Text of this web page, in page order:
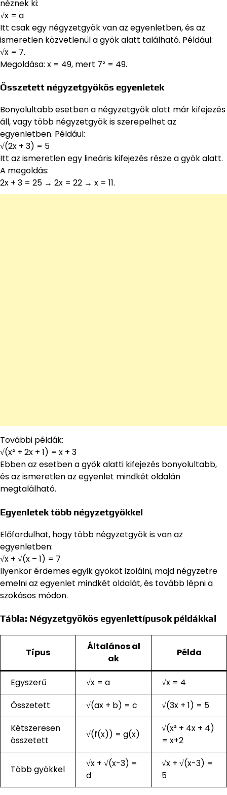
néznek ki:
√x = a
Itt csak egy négyzetgyök van az egyenletben, és az
ismeretlen közvetlenül a gyök alatt található. Például:
√x = 7.
Megoldása: x = 49, mert 7² = 49.
Összetett négyzetgyökös egyenletek
Bonyolultabb esetben a négyzetgyök alatt már kifejezés
áll, vagy több négyzetgyök is szerepelhet az
egyenletben. Például:
√(2x + 3) = 5
Itt az ismeretlen egy lineáris kifejezés része a gyök alatt.
A megoldás:
2x + 3 = 25 → 2x = 22 → x = 11.
További példák:
√(x² + 2x + 1) = x + 3
Ebben az esetben a gyök alatti kifejezés bonyolultabb,
és az ismeretlen az egyenlet mindkét oldalán
megtalálható.
Egyenletek több négyzetgyökkel
Előfordulhat, hogy több négyzetgyök is van az
egyenletben:
√x + √(x – 1) = 7
Ilyenkor érdemes egyik gyököt izolálni, majd négyzetre
emelni az egyenlet mindkét oldalát, és tovább lépni a
szokásos módon.
Tábla: Négyzetgyökös egyenlettípusok példákkal
Típus
Általános al
ak
Példa
Egyszerű √x = a
√x = 4
Összetett
√(ax + b) = c
√(3x + 1) = 5
Kétszeresen
összetett
√(f(x)) = g(x)
√(x² + 4x + 4)
= x+2
Több gyökkel
√x + √(x-3) =
d
√x + √(x-3) =
5